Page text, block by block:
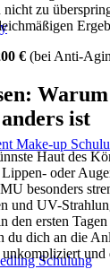
Make-up
Schulung
zu
€ (bei Anti-
ist
Haut des
oder
besonders
und UV-
den ersten
du dich an die
und